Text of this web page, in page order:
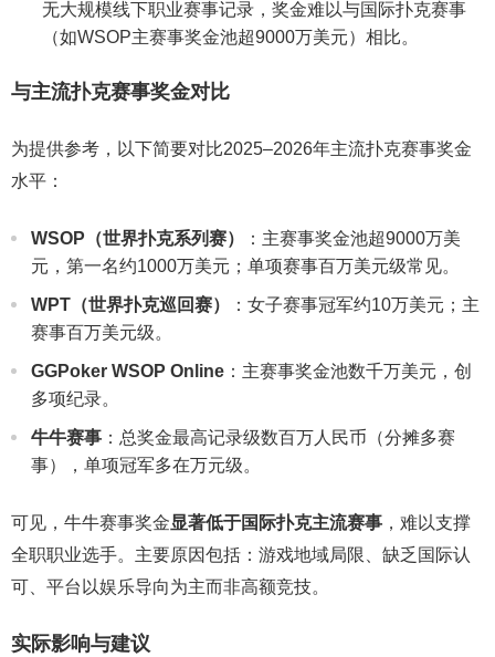
无大规模线下职业赛事记录，奖金难以与国际扑克赛事
（如WSOP主赛事奖金池超9000万美元）相比。
与主流扑克赛事奖金对比
为提供参考，以下简要对比2025–2026年主流扑克赛事奖金
水平：
WSOP（世界扑克系列赛）
：主赛事奖金池超9000万美
元，第一名约1000万美元；单项赛事百万美元级常见。
WPT（世界扑克巡回赛）
：女子赛事冠军约10万美元；主
赛事百万美元级。
GGPoker WSOP Online ：主赛事奖金池数千万美元，创
多项纪录。
牛牛赛事 ：总奖金最高记录级数百万人民币（分摊多赛
事），单项冠军多在万元级。
可见，牛牛赛事奖金显著低于国际扑克主流赛事 ，难以支撑
全职职业选手。主要原因包括：游戏地域局限、缺乏国际认
可、平台以娱乐导向为主而非高额竞技。
实际影响与建议